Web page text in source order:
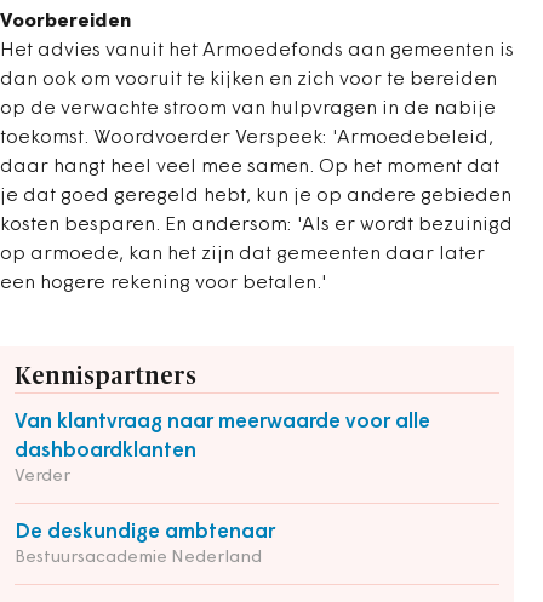
Voorbereiden
Het advies vanuit het Armoedefonds aan gemeenten is
dan ook om vooruit te kijken en zich voor te bereiden
op de verwachte stroom van hulpvragen in de nabije
toekomst. Woordvoerder Verspeek: 'Armoedebeleid,
daar hangt heel veel mee samen. Op het moment dat
je dat goed geregeld hebt, kun je op andere gebieden
kosten besparen. En andersom: 'Als er wordt bezuinigd
op armoede, kan het zijn dat gemeenten daar later
een hogere rekening voor betalen.'
Kennispartners
Van klantvraag naar meerwaarde voor alle
dashboardklanten
Verder
De deskundige ambtenaar
Bestuursacademie Nederland